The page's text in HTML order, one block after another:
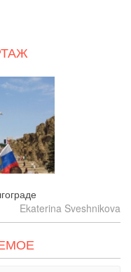
Ekaterina Sveshnikova